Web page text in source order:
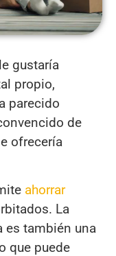
gustaría
propio,
parecido
de
ofrecería
ahorrar
La
es también una
que puede